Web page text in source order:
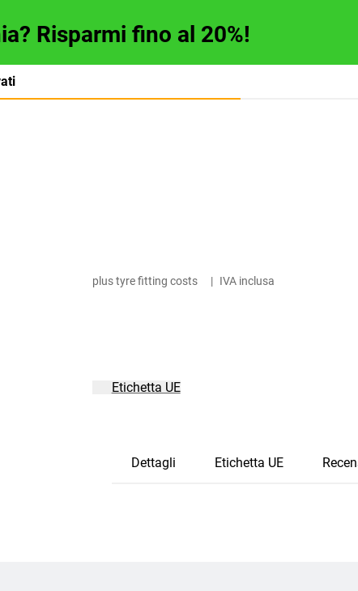
Risparmi fino al 20%!
plus tyre fitting costs | IVA inclusa
Etichetta UE
Dettagli Etichetta UE